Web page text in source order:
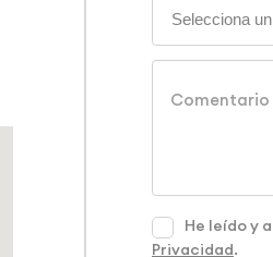
He leído y
Privacidad.